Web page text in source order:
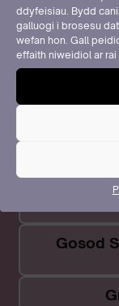
ddyfeisiau. Bydd
galluogi i brosesu
wefan hon. Gall
effaith niweidiol ar
Bydd Cadwch
i ddiogelu a
Cymru gan
ddiogel ac yn
gyfer
Gosod